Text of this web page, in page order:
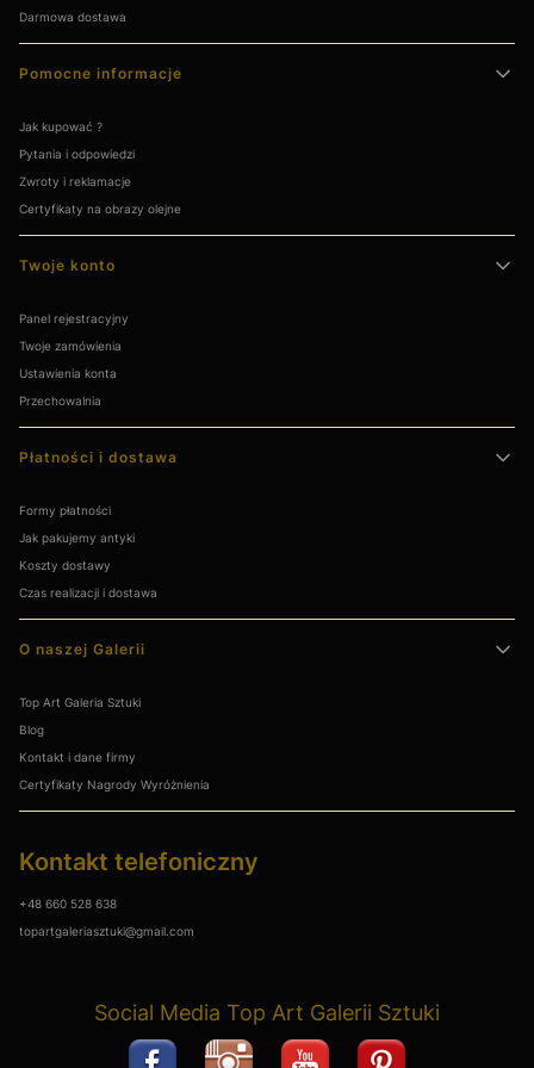
Darmowa dostawa
Pomocne informacje
Jak kupować ?
Pytania i odpowiedzi
Zwroty i reklamacje
Certyfikaty na obrazy olejne
Twoje konto
Panel rejestracyjny
Twoje zamówienia
Ustawienia konta
Przechowalnia
Płatności i dostawa
Formy płatności
Jak pakujemy antyki
Koszty dostawy
Czas realizacji i dostawa
O naszej Galerii
Top Art Galeria Sztuki
Blog
Kontakt i dane firmy
Certyfikaty Nagrody Wyróżnienia
Kontakt telefoniczny
+48 660 528 638
topartgaleriasztuki@gmail.com
Social Media Top Art Galerii Sztuki